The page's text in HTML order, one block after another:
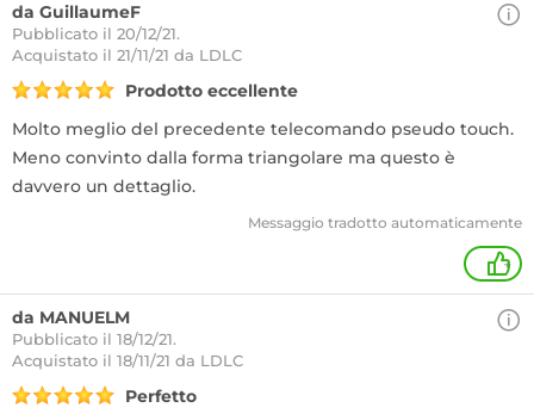
da GuillaumeF
Pubblicato il 20/12/21.
Acquistato il 21/11/21 da LDLC
Prodotto eccellente
Molto meglio del precedente telecomando pseudo touch.
Meno convinto dalla forma triangolare ma questo è
davvero un dettaglio.
Messaggio tradotto automaticamente
+
da MANUELM
Pubblicato il 18/12/21.
Acquistato il 18/11/21 da LDLC
Perfetto